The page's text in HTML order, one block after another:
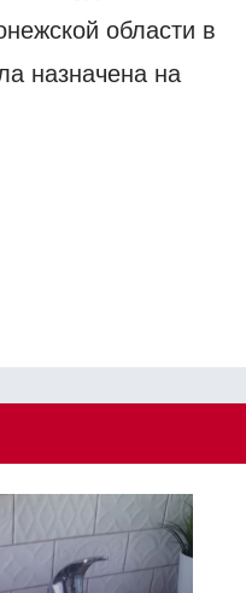
области в
назначена на